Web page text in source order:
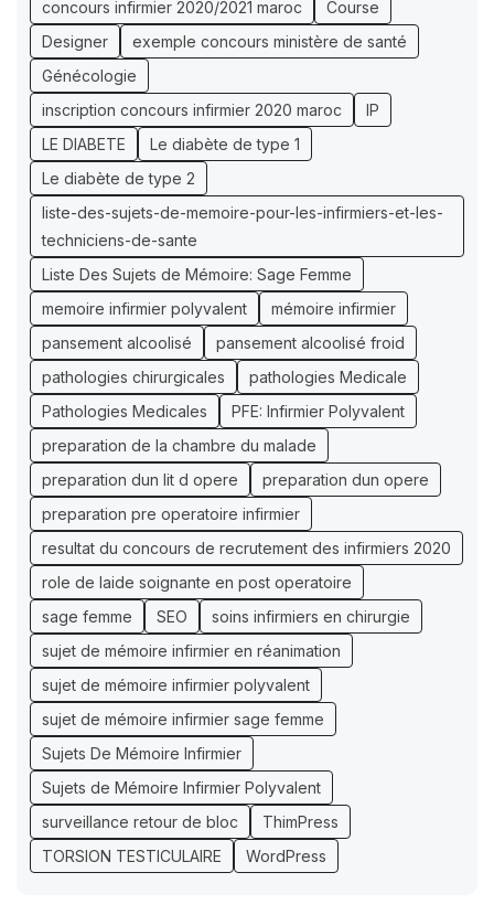
concours infirmier 2020/2021 maroc
Course
Designer
exemple concours ministère de santé
Génécologie
inscription concours infirmier 2020 maroc
IP
LE DIABETE
Le diabète de type 1
Le diabète de type 2
liste-des-sujets-de-memoire-pour-les-infirmiers-et-les-
techniciens-de-sante
Liste Des Sujets de Mémoire: Sage Femme
memoire infirmier polyvalent
mémoire infirmier
pansement alcoolisé
pansement alcoolisé froid
pathologies chirurgicales
pathologies Medicale
Pathologies Medicales
PFE: Infirmier Polyvalent
preparation de la chambre du malade
preparation dun lit d opere
preparation dun opere
preparation pre operatoire infirmier
resultat du concours de recrutement des infirmiers 2020
role de laide soignante en post operatoire
sage femme
SEO
soins infirmiers en chirurgie
sujet de mémoire infirmier en réanimation
sujet de mémoire infirmier polyvalent
sujet de mémoire infirmier sage femme
Sujets De Mémoire Infirmier
Sujets de Mémoire Infirmier Polyvalent
surveillance retour de bloc
ThimPress
TORSION TESTICULAIRE
WordPress